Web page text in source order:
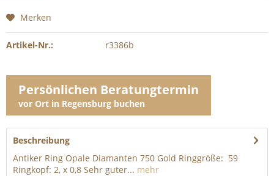
Merken
Artikel-Nr.: r3386b
Persönlichen Beratungtermin
vor Ort in Regensburg buchen
Beschreibung
Antiker Ring Opale Diamanten 750 Gold Ringgröße: 59
Ringkopf: 2, x 0,8 Sehr guter... mehr